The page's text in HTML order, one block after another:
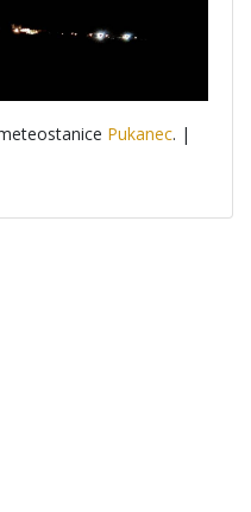
Pukanec. |